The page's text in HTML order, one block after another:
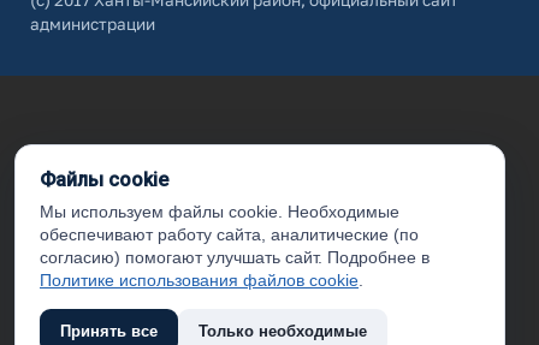
администрации
Файлы cookie
Мы используем файлы cookie. Необходимые
обеспечивают работу сайта, аналитические (по
согласию) помогают улучшать сайт. Подробнее в
Политике использования файлов cookie
Принять все Только необходимые